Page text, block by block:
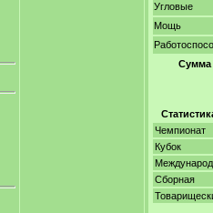
Угловые
Мощь
Сумма
Чемпионат
Кубок
Сборная